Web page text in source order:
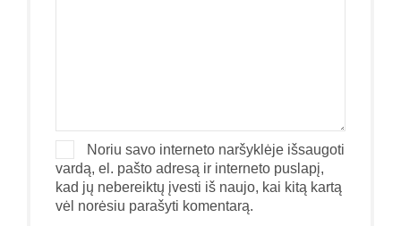
Noriu savo interneto naršyklėje išsaugoti
vardą, el. pašto adresą ir interneto puslapį,
kad jų nebereiktų įvesti iš naujo, kai kitą kartą
vėl norėsiu parašyti komentarą.